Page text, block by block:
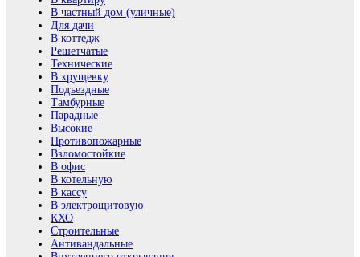
В частный дом (уличные)
Для дачи
В коттедж
Решетчатые
Технические
В хрущевку
Подъездные
Тамбурные
Парадные
Высокие
Противопожарные
Взломостойкие
В офис
В котельную
В кассу
В электрощитовую
КХО
Строительные
Антивандальные